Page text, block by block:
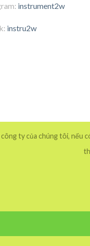
instrument2w
instru2w
ty của chúng tôi,